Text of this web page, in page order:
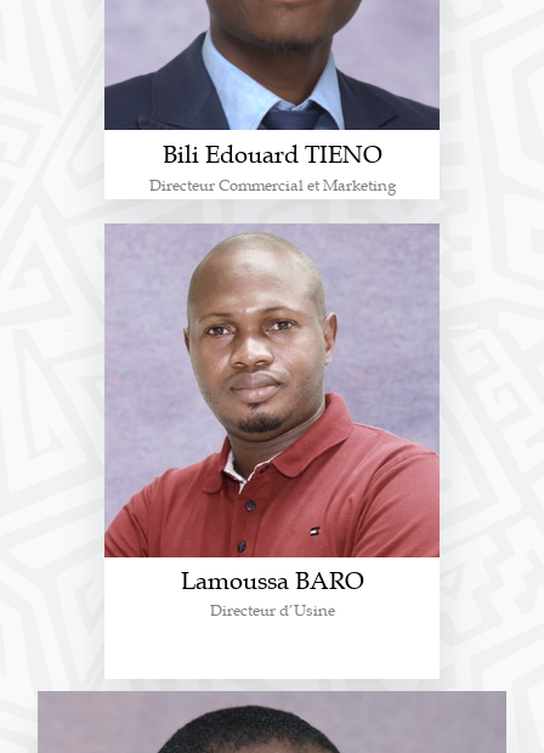
Bili Edouard TIENO
Directeur Commercial et Marketing
Lamoussa BARO
Directeur d’Usine